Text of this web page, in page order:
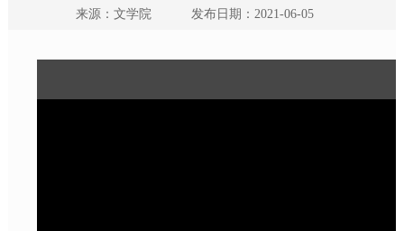
来源：文学院 发布日期：2021-06-05